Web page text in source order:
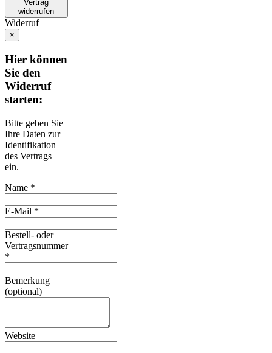
Vertrag
widerrufen
Widerruf
×
Hier können
Sie den
Widerruf
starten:
Bitte geben Sie
Ihre Daten zur
Identifikation
des Vertrags
ein.
Name *
E-Mail *
Bestell- oder
Vertragsnummer
*
Bemerkung
(optional)
Website